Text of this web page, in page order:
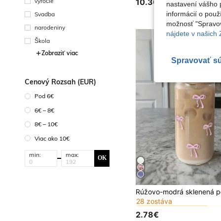
Svadba
narodeniny
Škola
Zobraziť viac
Cenový Rozsah (EUR)
Pod 6€
6€ – 8€
8€ – 10€
Viac ako 10€
min: max: OK
#2 Najlepšie predávané
28 zostáva
#2 Najlepšie predávané
28 zostáva
#2 Najlepšie predávané
28 zostáva
#2 Najlepšie predávané
2.78€
nastavení vášho
informácií o
možnosť
nájdete v našich
Spravovať